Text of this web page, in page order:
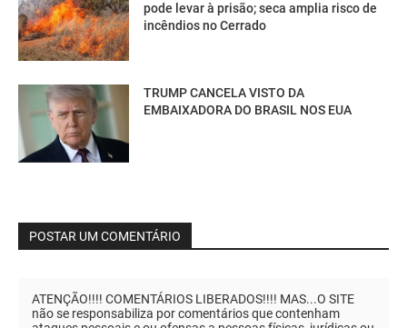
pode levar à prisão; seca amplia risco de
incêndios no Cerrado
TRUMP CANCELA VISTO DA
EMBAIXADORA DO BRASIL NOS EUA
POSTAR UM COMENTÁRIO
ATENÇÃO!!!! COMENTÁRIOS LIBERADOS!!!! MAS...O SITE
não se responsabiliza por comentários que contenham